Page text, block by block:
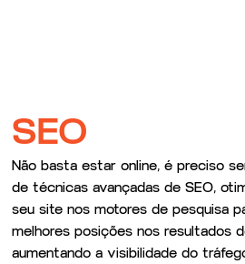
SEO
Não basta estar online, é preciso
de técnicas avançadas de SEO,
seu site nos motores de pesquisa
melhores posições nos resultados
aumentando a visibilidade do